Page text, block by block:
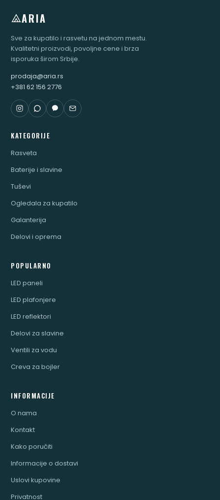
ARIA
Sve za kupatilo i rasvetu na jednom mestu.
Kvalitetni proizvodi, povoljne cene i brza
isporuka širom Srbije.
prodaja@aria.rs
+381 62 156 2776
KATEGORIJE
Rasveta
Baterije i slavine
Tuševi
Ogledala za kupatilo
Galanterija
Delovi i oprema
POPULARNO
LED paneli
LED plafonjere
LED reflektori
Delovi za slavine
Ventili za vodu
Creva za bojler
INFORMACIJE
O nama
Kontakt
Kako poručiti
Informacije o dostavi
Uslovi kupovine
Privatnost